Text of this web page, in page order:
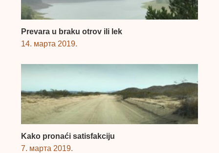
Prevara u braku otrov ili lek
14. марта 2019.
Kako pronaći satisfakciju
7. марта 2019.